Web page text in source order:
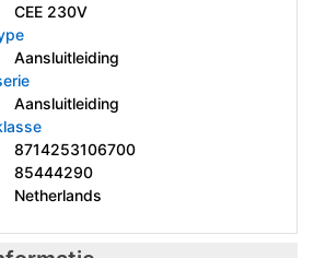
CEE 230V
Aansluitleiding
Aansluitleiding
8714253106700
85444290
Netherlands